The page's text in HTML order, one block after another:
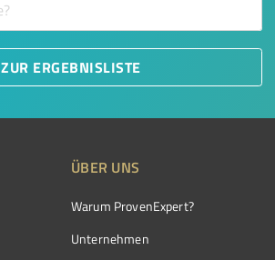
ZUR ERGEBNISLISTE
ÜBER UNS
Warum ProvenExpert?
Unternehmen